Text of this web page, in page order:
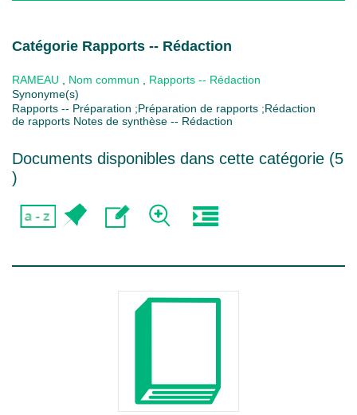
Catégorie Rapports -- Rédaction
RAMEAU Nom commun
Rapports -- Rédaction
Synonyme(s)
Rapports -- Préparation ;Préparation de rapports ;Rédaction
de rapports Notes de synthèse -- Rédaction
Documents disponibles dans cette catégorie (5
)